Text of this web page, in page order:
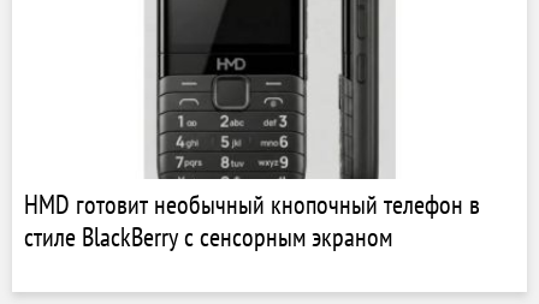
HMD готовит необычный кнопочный телефон в
стиле BlackBerry с сенсорным экраном